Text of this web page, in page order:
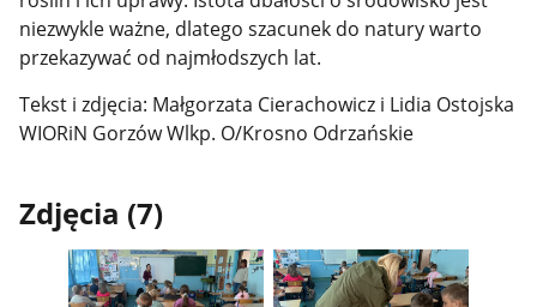
niezwykle ważne, dlatego szacunek do natury warto
przekazywać od najmłodszych lat.
Tekst i zdjęcia: Małgorzata Cierachowicz i Lidia Ostojska
WIORiN Gorzów Wlkp. O/Krosno Odrzańskie
Zdjęcia (7)